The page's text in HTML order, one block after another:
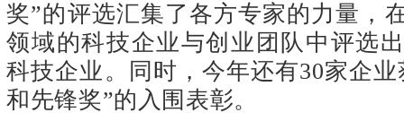
奖”的评选汇集了各方专家的力量，
领域的科技企业与创业团队中评选
科技企业。同时，今年还有30家企
和先锋奖”的入围表彰。